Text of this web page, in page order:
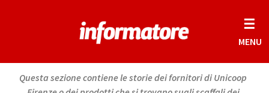
☰
MENU
Questa sezione contiene le storie dei fornitori di Unicoop